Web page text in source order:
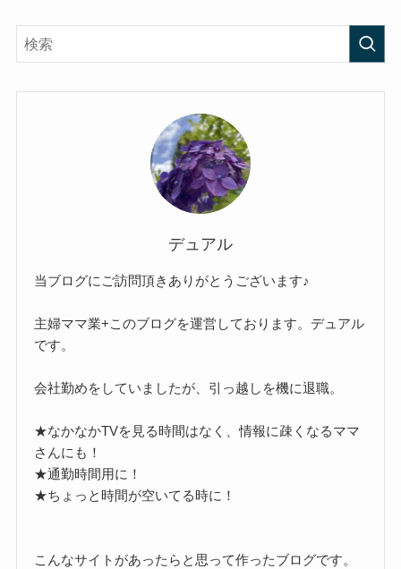
デュアル
当ブログにご訪問頂きありがとうございます♪
主婦ママ業+このブログを運営しております。デュアル
です。
会社勤めをしていましたが、引っ越しを機に退職。
★なかなかTVを見る時間はなく、情報に疎くなるママ
さんにも！
★通勤時間用に！
★ちょっと時間が空いてる時に！
こんなサイトがあったらと思って作ったブログです。